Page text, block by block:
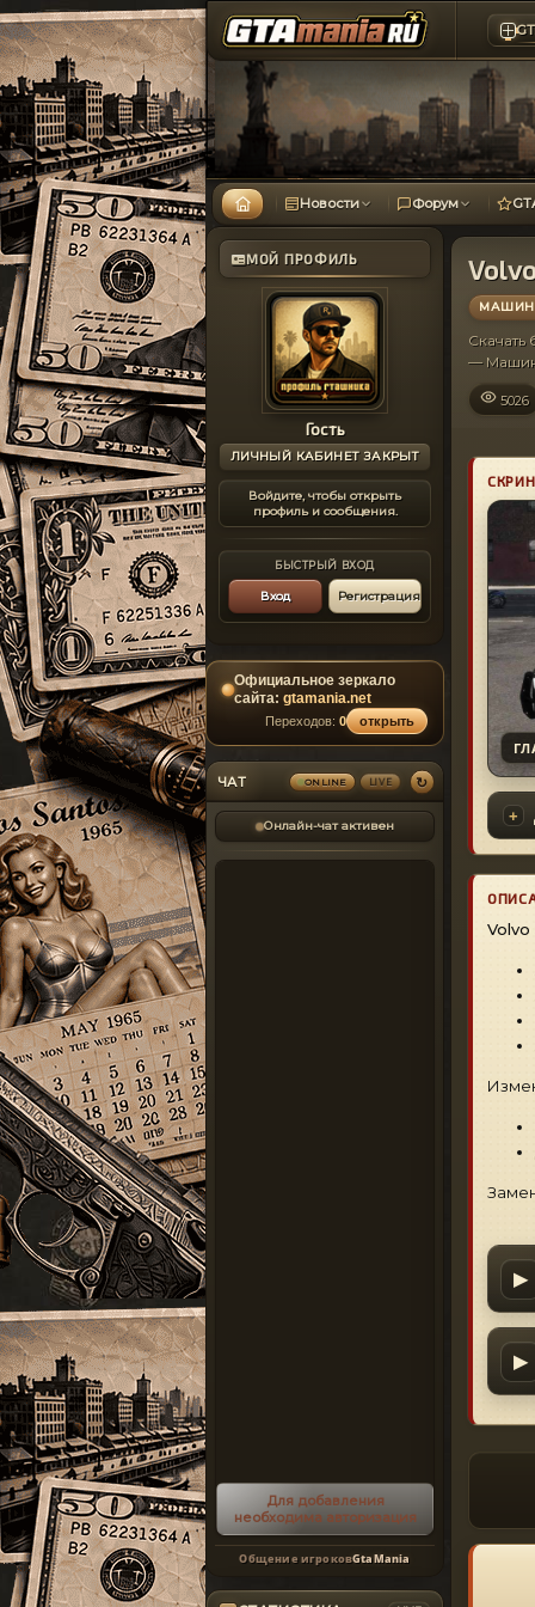
Новости Форум
МОЙ ПРОФИЛЬ
Гость
ЛИЧНЫЙ КАБИНЕТ ЗАКРЫТ
Войдите, чтобы открыть
профиль и сообщения.
БЫСТРЫЙ ВХОД
Вход Регистрация
Официальное зеркало
сайта: gtamania.net
Переходов: 0 открыть
ЧАТ ONLINE LIVE ↻
Онлайн-чат активен
Для добавления
необходима авторизация
Общение игроковGtaMania
Скачать
—
5026
▶
▶